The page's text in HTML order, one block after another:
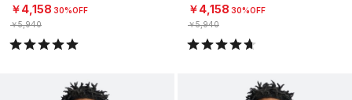
￥4,158 30%OFF
￥5,940
￥4,158 30%OFF
￥5,940